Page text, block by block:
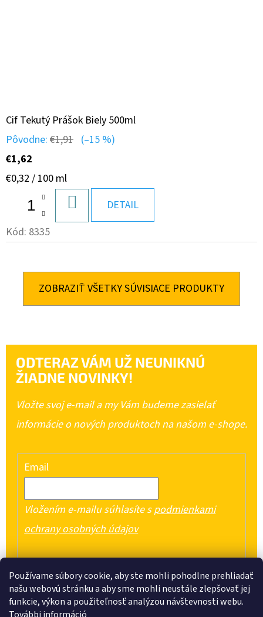
Používame súbory cookie, aby ste mohli pohodlne prehliadať
našu webovú stránku a aby sme mohli neustále zlepšovať jej
funkcie, výkon a použiteľnosť analýzou návštevnosti webu.
Cif Tekutý Prášok Biely 500ml
Pôvodne: €1,91 (–15 %)
€1,62
Jednotková
€0,32 / 100 ml
KOŠÍKA
DETAIL
Kód: 8335
ZOBRAZIŤ VŠETKY SÚVISIACE PRODUKTY
ODTERAZ VÁM UŽ NEUNIKNÚ
ŽIADNE NOVINKY!
Vložte svoj e-mail a my Vám budeme zasielať
informácie o nových produktoch na našom e-shope.
Email
Vložením e-mailu súhlasíte spodmienkami
ochrany osobných údajov
PRIHLÁSIŤ SA